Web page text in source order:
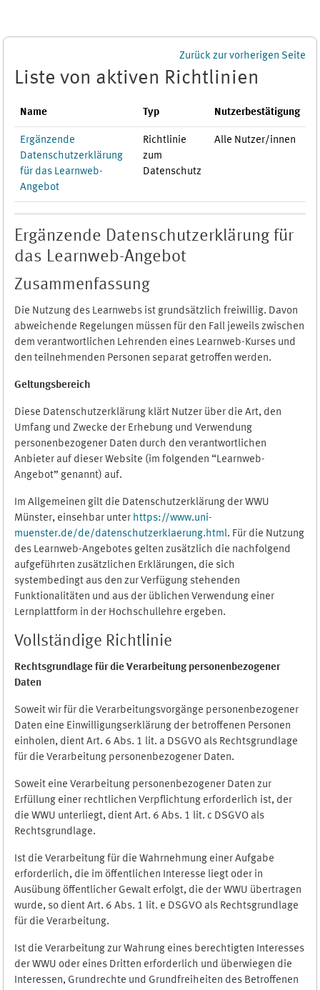
Zurück zur vorherigen Seite
Liste von aktiven Richtlinien
Name Typ Nutzerbestätigung
Ergänzende
Datenschutzerklärung
für das Learnweb-
Angebot
Richtlinie
zum
Datenschutz
Alle Nutzer/innen
Ergänzende Datenschutzerklärung für
das Learnweb-Angebot
Zusammenfassung
Die Nutzung des Learnwebs ist grundsätzlich freiwillig. Davon
abweichende Regelungen müssen für den Fall jeweils zwischen
dem verantwortlichen Lehrenden eines Learnweb-Kurses und
den teilnehmenden Personen separat getroffen werden.
Geltungsbereich
Diese Datenschutzerklärung klärt Nutzer über die Art, den
Umfang und Zwecke der Erhebung und Verwendung
personenbezogener Daten durch den verantwortlichen
Anbieter auf dieser Website (im folgenden “Learnweb-
Angebot” genannt) auf.
Im Allgemeinen gilt die Datenschutzerklärung der WWU
Münster, einsehbar unter https://www.uni-
muenster.de/de/datenschutzerklaerung.html. Für die Nutzung
des Learnweb-Angebotes gelten zusätzlich die nachfolgend
aufgeführten zusätzlichen Erklärungen, die sich
systembedingt aus den zur Verfügung stehenden
Funktionalitäten und aus der üblichen Verwendung einer
Lernplattform in der Hochschullehre ergeben.
Vollständige Richtlinie
Rechtsgrundlage für die Verarbeitung personenbezogener
Daten
Soweit wir für die Verarbeitungsvorgänge personenbezogener
Daten eine Einwilligungserklärung der betroffenen Personen
einholen, dient Art. 6 Abs. 1 lit. a DSGVO als Rechtsgrundlage
für die Verarbeitung personenbezogener Daten.
Soweit eine Verarbeitung personenbezogener Daten zur
Erfüllung einer rechtlichen Verpflichtung erforderlich ist, der
die WWU unterliegt, dient Art. 6 Abs. 1 lit. c DSGVO als
Rechtsgrundlage.
Ist die Verarbeitung für die Wahrnehmung einer Aufgabe
erforderlich, die im öffentlichen Interesse liegt oder in
Ausübung öffentlicher Gewalt erfolgt, die der WWU übertragen
wurde, so dient Art. 6 Abs. 1 lit. e DSGVO als Rechtsgrundlage
für die Verarbeitung.
Ist die Verarbeitung zur Wahrung eines berechtigten Interesses
der WWU oder eines Dritten erforderlich und überwiegen die
Interessen, Grundrechte und Grundfreiheiten des Betroffenen